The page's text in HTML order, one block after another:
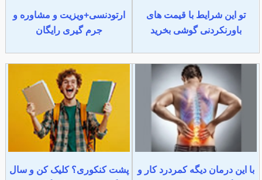
تو این شرایط با قیمت های
باورنکردنی گوشی بخرید
ارتودنسی+ویزیت و مشاوره و
جرم گیری رایگان
با این درمان دیگه کمردرد کار و
پشت کنکوری؟ کلیک کن و سال